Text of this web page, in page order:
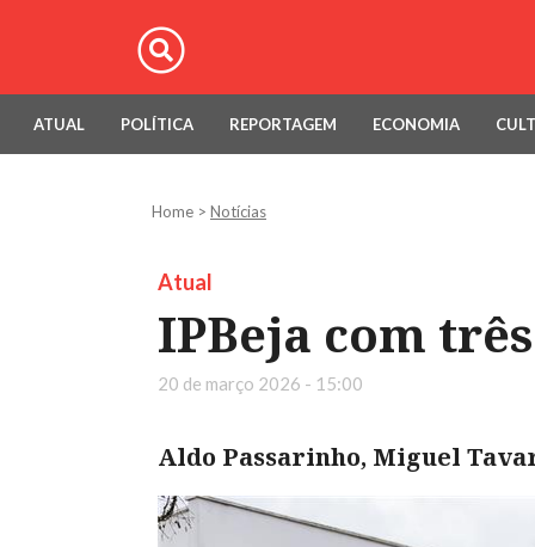
ATUAL POLÍTICA REPORTAGEM ECONOMIA
Home > Notícias
Atual
IPBeja com
20 de março 2026 - 15:00
Aldo Passarinho, Miguel